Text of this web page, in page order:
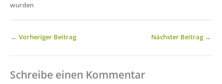
wurden
← Vorheriger Beitrag Nächster Beitrag →
Schreibe einen Kommentar